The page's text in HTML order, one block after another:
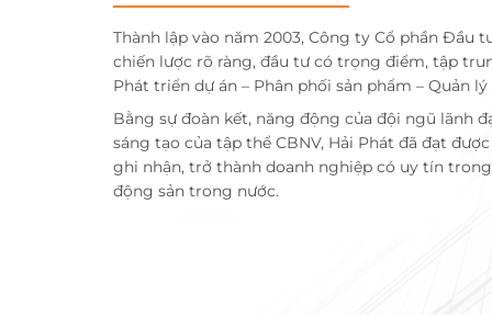
Thành lập vào năm 2003, Công ty Cổ phần Đầu
chiến lược rõ ràng, đầu tư có trọng điểm, tập
Phát triển dự án – Phân phối sản phẩm – Quản
Bằng sự đoàn kết, năng động của đội ngũ lãnh
sáng tạo của tập thể CBNV, Hải Phát đã đạt
ghi nhận, trở thành doanh nghiệp có uy tín
động sản trong nước.